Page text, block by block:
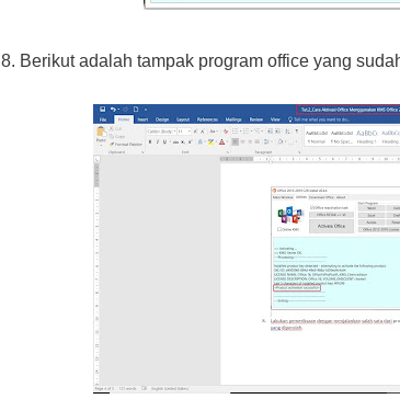
8. Berikut adalah tampak program office yang